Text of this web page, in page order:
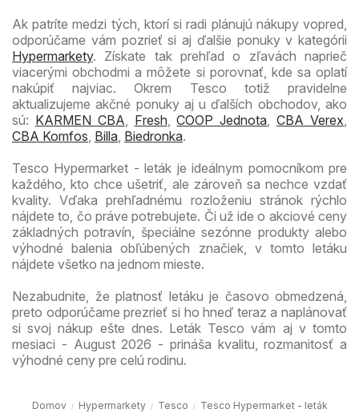
Ak patríte medzi tých, ktorí si radi plánujú nákupy vopred,
odporúčame vám pozrieť si aj ďalšie ponuky v kategórii
Hypermarkety. Získate tak prehľad o zľavách naprieč
viacerými obchodmi a môžete si porovnať, kde sa oplatí
nakúpiť najviac. Okrem Tesco totiž pravidelne
aktualizujeme akčné ponuky aj u ďalších obchodov, ako
sú: KARMEN CBA, Fresh,COOP Jednota,CBA Verex,
CBA Komfos, Billa, Biedronka.
Tesco Hypermarket - leták je ideálnym pomocníkom pre
každého, kto chce ušetriť, ale zároveň sa nechce vzdať
kvality. Vďaka prehľadnému rozloženiu stránok rýchlo
nájdete to, čo práve potrebujete. Či už ide o akciové ceny
základných potravín, špeciálne sezónne produkty alebo
výhodné balenia obľúbených značiek, v tomto letáku
nájdete všetko na jednom mieste.
Nezabudnite, že platnosť letáku je časovo obmedzená,
preto odporúčame prezrieť si ho hneď teraz a naplánovať
si svoj nákup ešte dnes. Leták Tesco vám aj v tomto
mesiaci - August 2026 - prináša kvalitu, rozmanitosť a
výhodné ceny pre celú rodinu.
Domov Hypermarkety Tesco Tesco Hypermarket - leták